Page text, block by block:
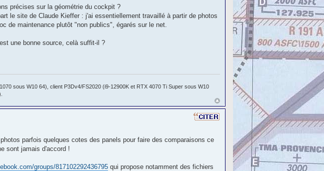
précises sur la géométrie du cockpit ?
le site de Claude Kieffer : j'ai essentiellement travaillé à partir de photos
de maintenance plutôt "non publics", égarés sur le net.
une bonne source, celà suffit-il ?
sous W10 64), client P3Dv4/FS2020 (i9-12900K et RTX 4070 Ti Super sous W10
parfois quelques cotes des panels pour faire des comparaisons ce
sont jamais d'accord !
groups/817102292436795 qui propose notamment des fichiers